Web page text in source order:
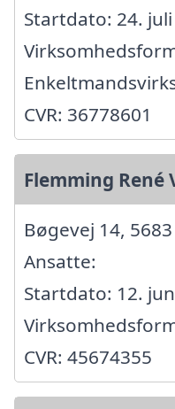
Startdato: 24. juli
CVR: 36778601
Flemming René
Bøgevej 14,
Ansatte:
Startdato: 12.
CVR: 45674355